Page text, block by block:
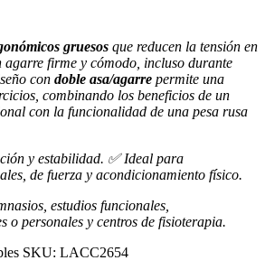
gruesos que reducen la tensión en
agarre firme y cómodo, incluso durante
con doble asa/agarre permite una
combinando los beneficios de un
con la funcionalidad de una pesa rusa
y estabilidad. ✅ Ideal para
de fuerza y acondicionamiento físico.
estudios funcionales,
o personales y centros de fisioterapia.
SKU: LACC2654